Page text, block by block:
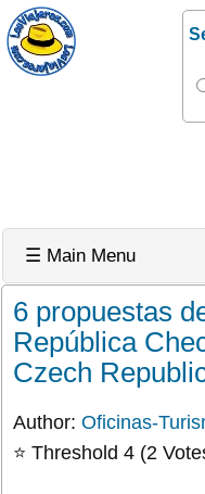
☰ Main Menu
6 propuestas
República
Czech
Author: Oficinas-
⭐ Threshold 4 (2